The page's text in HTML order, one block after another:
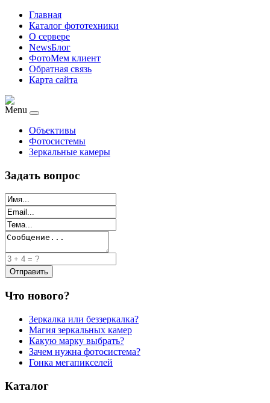
Главная
Каталог фототехники
О сервере
NewsБлог
ФотоМем клиент
Обратная связь
Карта сайта
Menu
Объективы
Фотосистемы
Зеркальные камеры
Задать вопрос
Что нового?
Зеркалка или беззеркалка?
Магия зеркальных камер
Какую марку выбрать?
Зачем нужна фотосистема?
Гонка мегапикселей
Каталог